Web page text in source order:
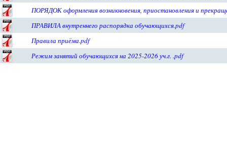
ПОРЯДОК оформления возникновения, приостановления и
ПРАВИЛА внутреннего распорядка обучающихся.pdf
Правила приёма.pdf
Режим занятий обучающихся на 2025-2026 уч.г. .pdf